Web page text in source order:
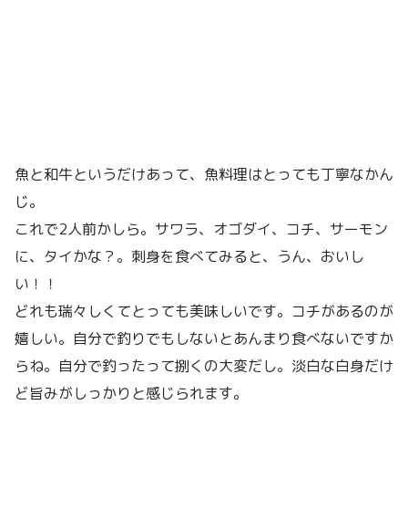
魚と和牛というだけあって、魚料理はとっても丁寧なかん
じ。
これで2人前かしら。サワラ、オゴダイ、コチ、サーモン
に、タイかな？。刺身を食べてみると、うん、おいし
い！！
どれも瑞々しくてとっても美味しいです。コチがあるのが
嬉しい。自分で釣りでもしないとあんまり食べないですか
らね。自分で釣ったって捌くの大変だし。淡白な白身だけ
ど旨みがしっかりと感じられます。